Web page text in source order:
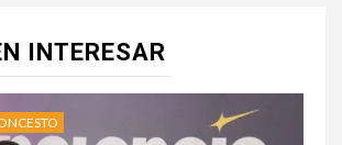
INTERESAR